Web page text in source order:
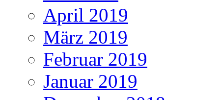
April 2019
März 2019
Februar 2019
Januar 2019